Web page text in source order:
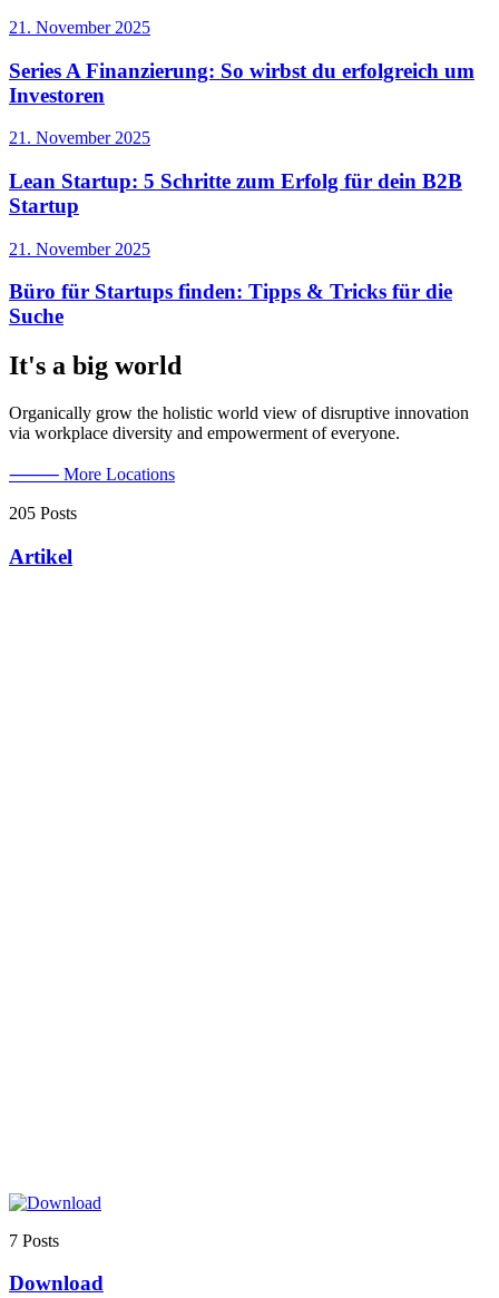
21. November 2025
Series A Finanzierung: So wirbst du erfolgreich um
Investoren
21. November 2025
Lean Startup: 5 Schritte zum Erfolg für dein B2B
Startup
21. November 2025
Büro für Startups finden: Tipps & Tricks für die
Suche
It's a big world
Organically grow the holistic world view of disruptive innovation
via workplace diversity and empowerment of everyone.
⸻ More Locations
205 Posts
Artikel
7 Posts
Download